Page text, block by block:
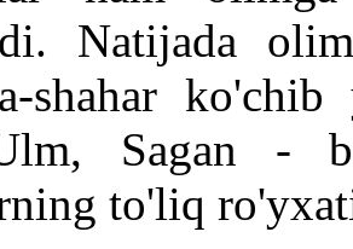
Natijada
shahar
Sagan -
to'liq